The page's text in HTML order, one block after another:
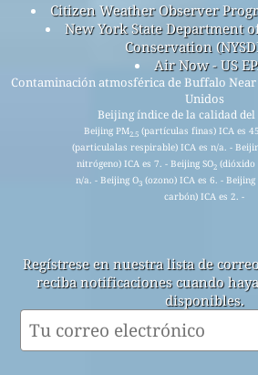
Citizen Weather Observer
New York State Department
Conservation
Air Now - US
Contaminación atmosférica de Buffalo Near
Unidos
Beijing índice de la calidad del
Beijing PM2.5 (partículas finas) ICA es
(particulalas respirable) ICA es n/a. -
nitrógeno) ICA es 7. - Beijing SO2(dióxido
n/a. - Beijing O3 (ozono) ICA es 6. -
carbón) ICA es 2. -
Regístrese en nuestra lista de
reciba notificaciones cuando
disponibles.